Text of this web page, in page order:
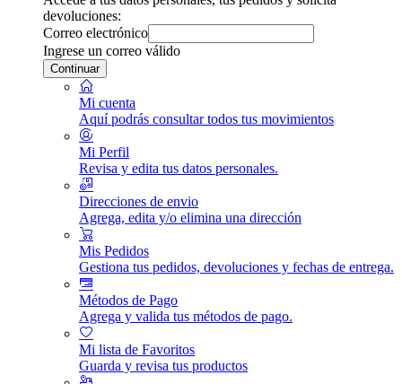
devoluciones:
Correo electrónico
Ingrese un correo válido
Continuar
Mi cuenta
Aquí podrás consultar todos tus movimientos
Mi Perfil
Revisa y edita tus datos personales.
Direcciones de envio
Agrega, edita y/o elimina una dirección
Mis Pedidos
Gestiona tus pedidos, devoluciones y fechas de entrega.
Métodos de Pago
Agrega y valida tus métodos de pago.
Mi lista de Favoritos
Guarda y revisa tus productos